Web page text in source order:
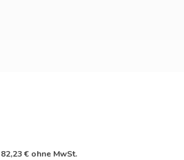
€ ohne MwSt.